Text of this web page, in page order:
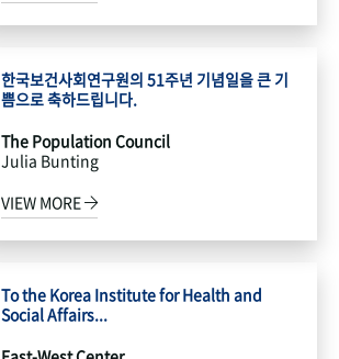
한국보건사회연구원의 51주년 기념일을 큰 기
쁨으로 축하드립니다.
The Population Council
Julia Bunting
VIEW MORE
To the Korea Institute for Health and
Social Affairs...